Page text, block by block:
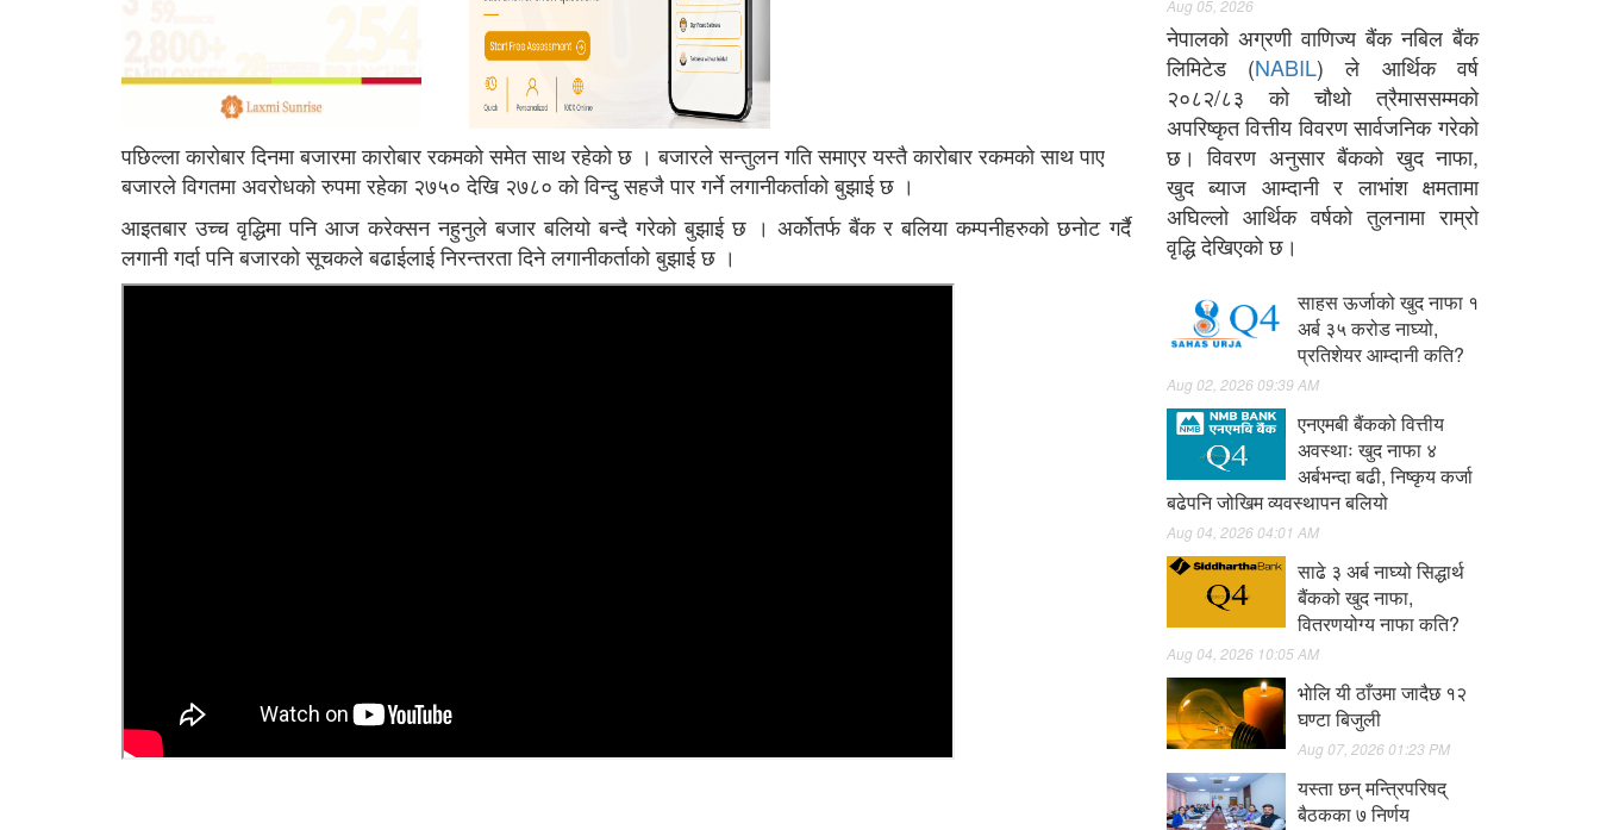
पछिल्ला कारोबार दिनमा बजारमा कारोबार रकमको समेत साथ रहेको छ । बजारले सन्तुलन गति समाएर यस्तै कारोबार रकमकाे साथ पाए
बजारले विगतमा अवरोधको रुपमा रहेका २७५० देखि २७८० को विन्दु सहजै पार गर्ने लगानीकर्ताको बुझाई छ ।
आइतबार उच्च वृद्धिमा पनि आज करेक्सन नहुनुले बजार बलियो बन्दै गरेको बुझाई छ । अर्कोतर्फ बैंक र बलिया कम्पनीहरुको छनोट गर्दै
लगानी गर्दा पनि बजारको सूचकले बढाईलाई निरन्तरता दिने लगानीकर्ताको बुझाई छ ।
Aug 05, 2026
नेपालको अग्रणी वाणिज्य बैंक नबिल बैंक
लिमिटेड (NABIL) ले आर्थिक वर्ष
२०८२/८३ को चौथो त्रैमाससम्मको
अपरिष्कृत वित्तीय विवरण सार्वजनिक गरेको
छ। विवरण अनुसार बैंकको खुद नाफा,
खुद ब्याज आम्दानी र लाभांश क्षमतामा
अघिल्लो आर्थिक वर्षको तुलनामा राम्रो
वृद्धि देखिएको छ।
साहस ऊर्जाको खुद नाफा १
अर्ब ३५ करोड नाघ्यो,
प्रतिशेयर आम्दानी कति?
Aug 02, 2026 09:39 AM
एनएमबी बैंकको वित्तीय
अवस्थाः खुद नाफा ४
अर्बभन्दा बढी, निष्कृय कर्जा
बढेपनि जोखिम व्यवस्थापन बलियो
Aug 04, 2026 04:01 AM
साढे ३ अर्ब नाघ्यो सिद्धार्थ
बैंकको खुद नाफा,
वितरणयोग्य नाफा कति?
Aug 04, 2026 10:05 AM
भाेलि यी ठाँउमा जादैछ १२
घण्टा बिजुली
Aug 07, 2026 01:23 PM
यस्ता छन् मन्त्रिपरिषद्
बैठकका ७ निर्णय